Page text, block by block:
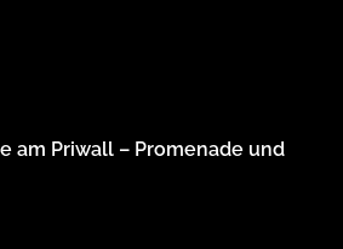
am Priwall – Promenade und